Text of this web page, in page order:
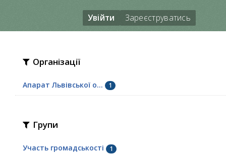
Увійти Зареєструватись
Організації
Апарат Львівської о... 1
Групи
Участь громадськості 1